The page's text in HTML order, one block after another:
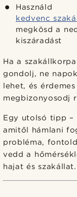
Használd
kedvenc
megkösd a
kiszáradást
Ha a
gondolj, ne
lehet, és
megbizonyosodj
Egy utolsó tipp –
amitől hámlani
probléma,
vedd a
hajat és szakállat.